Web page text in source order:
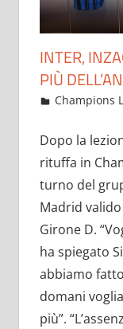
INTER,
PIÙ
Dicembre 7,
admin
Champions
Dopo la
rituffa in
turno del
Madrid
Girone D.
ha spiegato
abbiamo
domani
più”.